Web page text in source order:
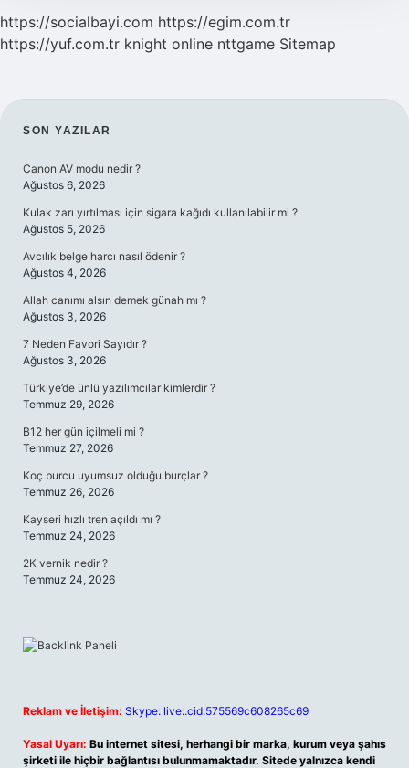
https://socialbayi.com https://egim.com.tr
https://yuf.com.tr knight online nttgame Sitemap
SIDEBAR
SON YAZILAR
Canon AV modu nedir ?
Ağustos 6, 2026
Kulak zarı yırtılması için sigara kağıdı kullanılabilir mi ?
Ağustos 5, 2026
Avcılık belge harcı nasıl ödenir ?
Ağustos 4, 2026
Allah canımı alsın demek günah mı ?
Ağustos 3, 2026
7 Neden Favori Sayıdır ?
Ağustos 3, 2026
Türkiye’de ünlü yazılımcılar kimlerdir ?
Temmuz 29, 2026
B12 her gün içilmeli mi ?
Temmuz 27, 2026
Koç burcu uyumsuz olduğu burçlar ?
Temmuz 26, 2026
Kayseri hızlı tren açıldı mı ?
Temmuz 24, 2026
2K vernik nedir ?
Temmuz 24, 2026
Reklam ve İletişim: Skype: live:.cid.575569c608265c69
Yasal Uyarı: Bu internet sitesi, herhangi bir marka, kurum veya şahıs
şirketi ile hiçbir bağlantısı bulunmamaktadır. Sitede yalnızca kendi